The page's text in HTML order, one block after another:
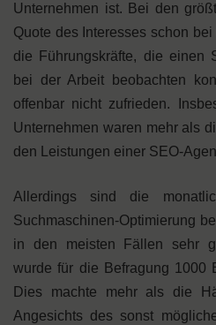
Unternehmen ist. Bei den
Quote des Interesses schon
die Führungskräfte, die einen
bei der Arbeit beobachten
offenbar nicht zufrieden.
Unternehmen waren mehr als
den Leistungen einer SEO-
Allerdings sind die
Suchmaschinen-Optimierung
in den meisten Fällen sehr
wurde für die Befragung 1000
Dies machte mehr als die
Angesichts des sonst